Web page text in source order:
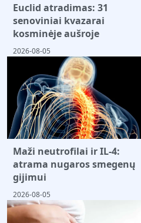
Euclid atradimas: 31
senoviniai kvazarai
kosminėje aušroje
2026-08-05
Maži neutrofilai ir IL-4:
atrama nugaros smegenų
gijimui
2026-08-05